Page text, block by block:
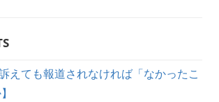
えても報道されなければ「なかったこ